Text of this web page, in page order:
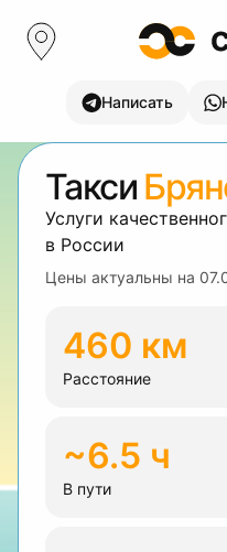
Написать
Такси
Услуги
в России
Цены актуальны на
460 км
Расстояние
~6.5 ч
В пути